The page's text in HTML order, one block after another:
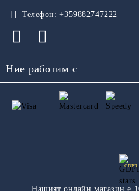
Телефон: +359882747222
Ние работим с
GDPR
Нашият онлайн магазин е